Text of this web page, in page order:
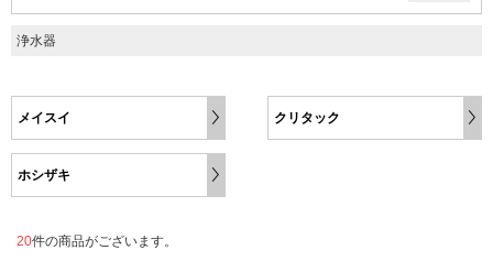
浄水器
メイスイ クリタック
ホシザキ
20件の商品がございます。